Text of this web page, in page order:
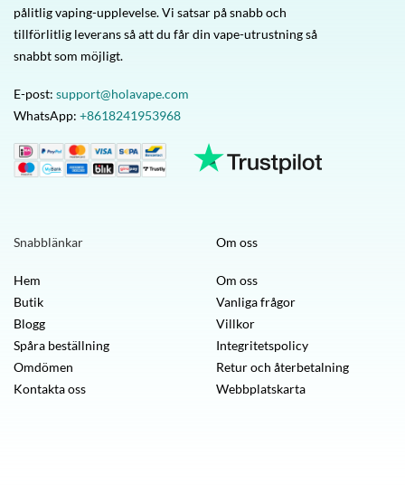
pålitlig vaping-upplevelse. Vi satsar på snabb och
tillförlitlig leverans så att du får din vape-utrustning så
snabbt som möjligt.
E-post: support@holavape.com
WhatsApp: +8618241953968
Snabblänkar
Hem
Butik
Blogg
Spåra beställning
Omdömen
Kontakta oss
Om oss
Om oss
Vanliga frågor
Villkor
Integritetspolicy
Retur och återbetalning
Webbplatskarta